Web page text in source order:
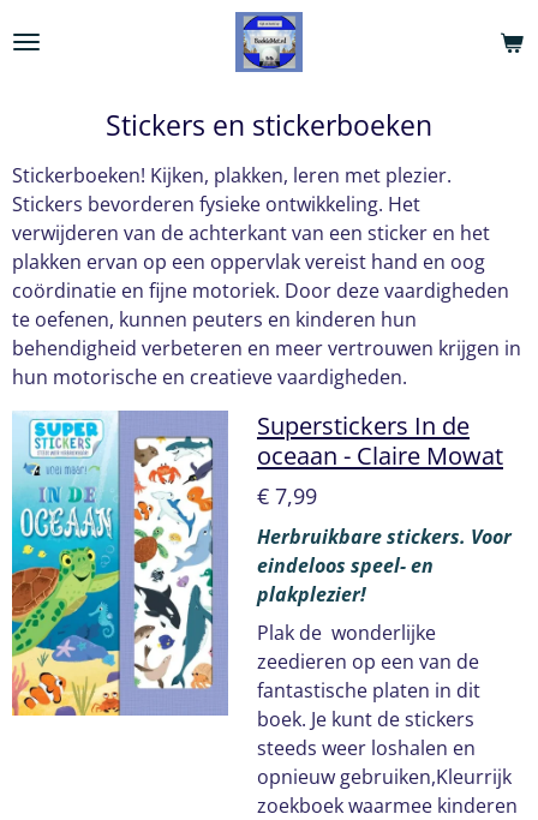
direct
hoofdinhoudStickers en stickerboeken
Stickerboeken! Kijken, plakken, leren met plezier.
Stickers bevorderen fysieke ontwikkeling. Het
verwijderen van de achterkant van een sticker en het
plakken ervan op een oppervlak vereist hand en oog
coördinatie en fijne motoriek. Door deze vaardigheden
te oefenen, kunnen peuters en kinderen hun
behendigheid verbeteren en meer vertrouwen krijgen in
hun motorische en creatieve vaardigheden.
Superstickers In de
oceaan - Claire Mowat
€ 7,99
Herbruikbare stickers. Voor
eindeloos speel- en
plakplezier!
Plak de wonderlijke
zeedieren op een van de
fantastische platen in dit
boek. Je kunt de stickers
steeds weer loshalen en
opnieuw gebruiken,Kleurrijk
zoekboek waarmee kinderen